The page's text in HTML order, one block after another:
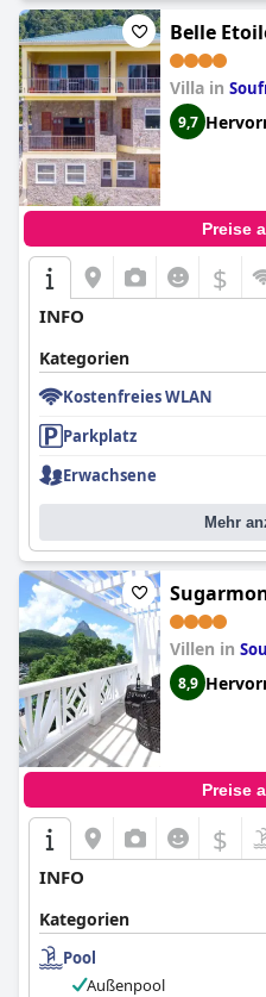
Belle
Villa in
9,7
Preise
$
INFO
Kategorien
Kostenfreies WLAN
Parkplatz
Erwachsene
Mehr
Villen in
8,9
Preise
$
INFO
Kategorien
Pool
Außenpool